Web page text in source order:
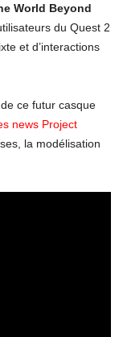
World Beyond
du Quest 2
et d’interactions
ce futur casque
news Project
la modélisation